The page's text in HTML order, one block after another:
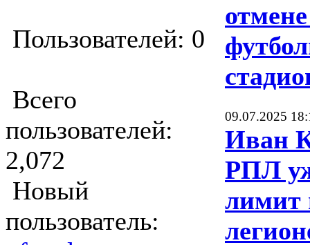
Пользователей: 0
Всего
пользователей:
2,072
Новый
пользователь:
09.07.2025
Иван
РПЛ
лимит